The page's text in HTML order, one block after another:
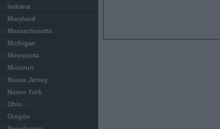
Indiana
Maryland
Massachusetts
Michigan
Minnesota
Missouri
Nueva Jersey
Nueva York
Ohio
Oregón